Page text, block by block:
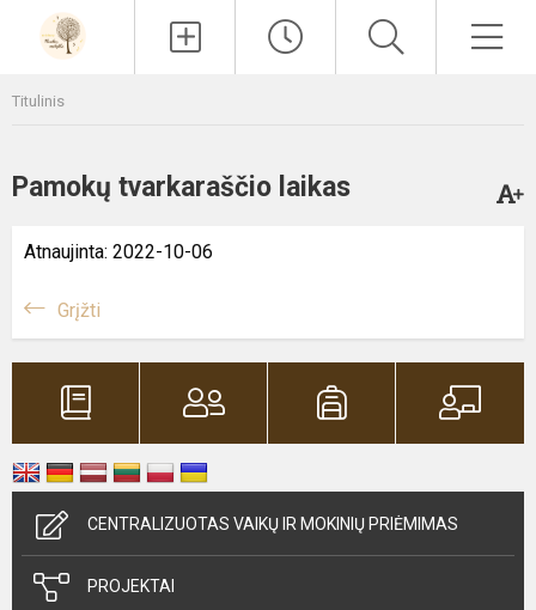
Titulinis
Pamokų tvarkaraščio laikas
Atnaujinta: 2022-10-06
Grįžti
CENTRALIZUOTAS VAIKŲ IR MOKINIŲ PRIĖMIMAS
PROJEKTAI